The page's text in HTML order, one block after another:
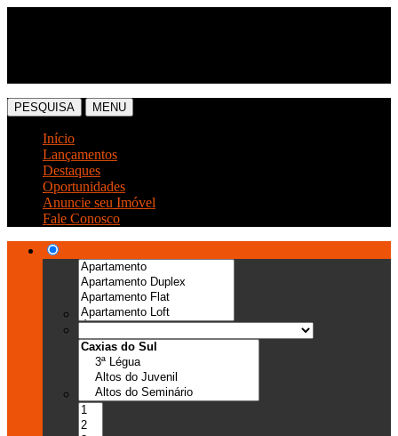
PESQUISA MENU
Início
Lançamentos
Destaques
Oportunidades
Anuncie seu Imóvel
Fale Conosco